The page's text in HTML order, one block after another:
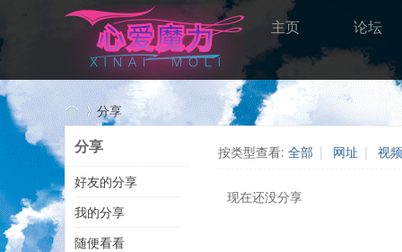
主页 论坛
心›
分享
分享
好友的分享
我的分享
随便看看
按类型查看: 全部 | 网址 | 视频
现在还没分享